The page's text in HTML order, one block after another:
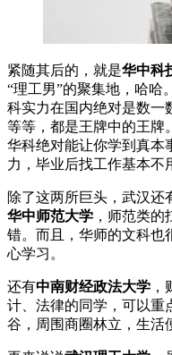
紧随其后的，就是华中科
“理工男”的聚集地，哈哈
科实力在国内绝对是数一
等等，都是王牌中的王牌
华科绝对能让你学到真本
力，毕业后找工作基本不
除了这两所巨头，武汉还
华中师范大学 ，师范类
错。而且，华师的文科也
心学习。
还有中南财经政法大学
计、法律的同学，可以重
谷，周围商圈林立，生活